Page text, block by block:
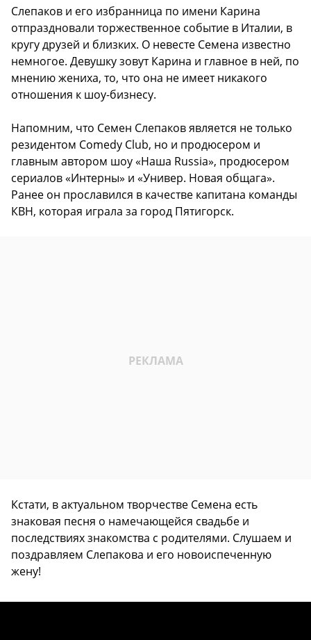
Слепаков и его избранница по имени Карина
отпраздновали торжественное событие в Италии, в
кругу друзей и близких. О невесте Семена известно
немногое. Девушку зовут Карина и главное в ней, по
мнению жениха, то, что она не имеет никакого
отношения к шоу-бизнесу.
Напомним, что Семен Слепаков является не только
резидентом Comedy Club, но и продюсером и
главным автором шоу «Наша Russia», продюсером
сериалов «Интерны» и «Универ. Новая общага».
Ранее он прославился в качестве капитана команды
КВН, которая играла за город Пятигорск.
Кстати, в актуальном творчестве Семена есть
знаковая песня о намечающейся свадьбе и
последствиях знакомства с родителями. Слушаем и
поздравляем Слепакова и его новоиспеченную
жену!